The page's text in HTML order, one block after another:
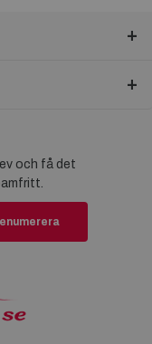
och få det